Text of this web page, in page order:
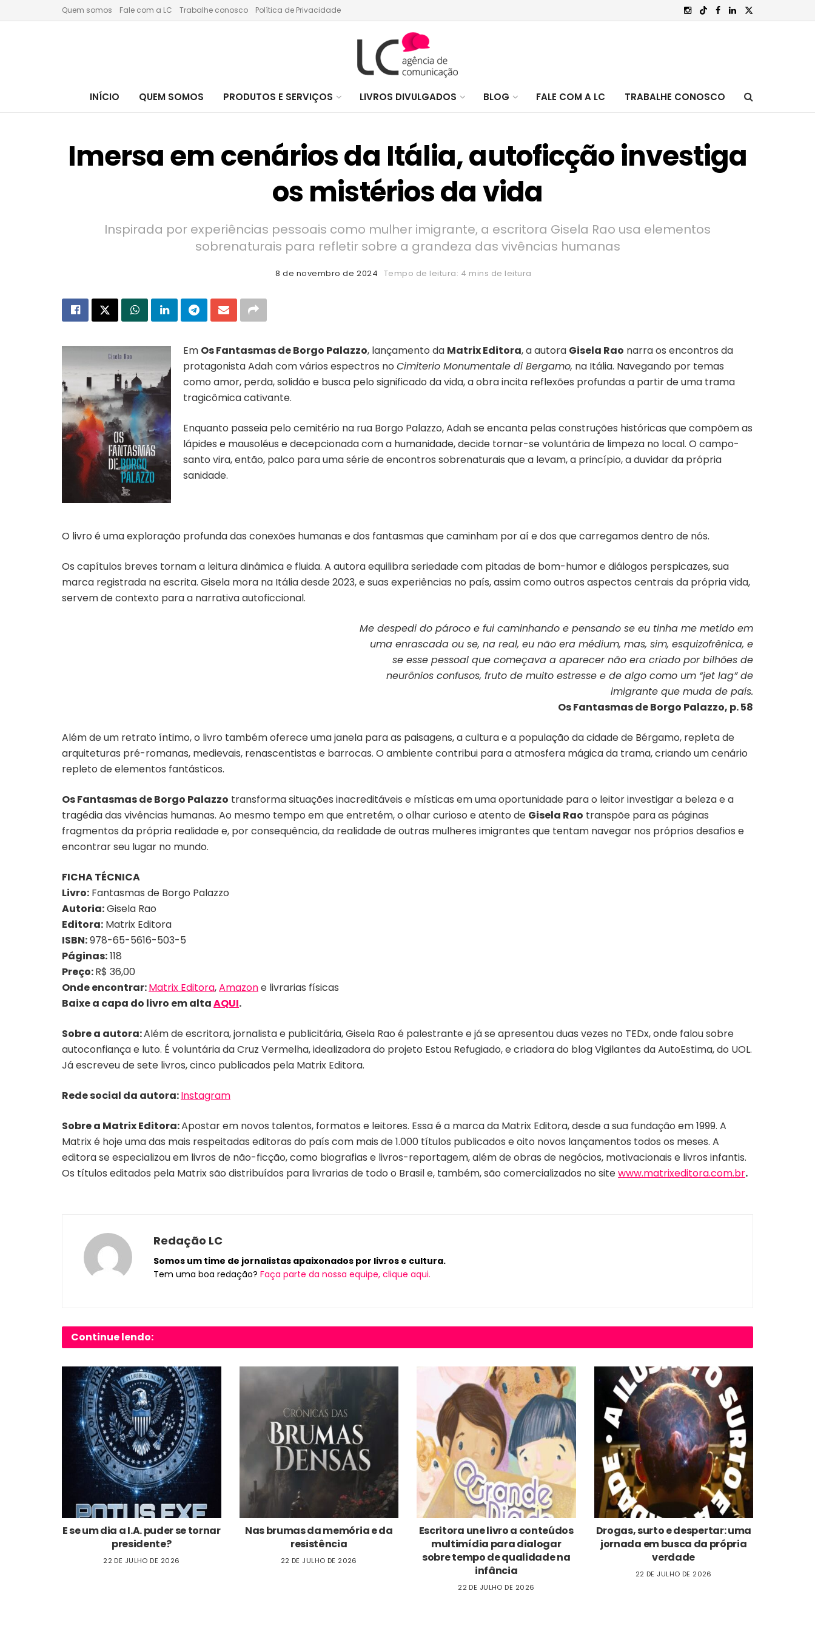
Quem somos Fale com a LC Trabalhe conosco Política de Privacidade
INÍCIO QUEM SOMOS PRODUTOS E SERVIÇOS LIVROS DIVULGADOS BLOG FALE COM A LC TRABALHE CONOSCO
Imersa em cenários da Itália, autoficção investiga
os mistérios da vida
Inspirada por experiências pessoais como mulher imigrante, a escritora Gisela Rao usa elementos
sobrenaturais para refletir sobre a grandeza das vivências humanas
8 de novembro de 2024 Tempo de leitura: 4 mins de leitura
Em Os Fantasmas de Borgo Palazzo, lançamento da Matrix Editora, a autora Gisela Rao narra os encontros da
protagonista Adah com vários espectros no Cimiterio Monumentale di Bergamo, na Itália. Navegando por temas
como amor, perda, solidão e busca pelo significado da vida, a obra incita reflexões profundas a partir de uma trama
tragicômica cativante.
Enquanto passeia pelo cemitério na rua Borgo Palazzo, Adah se encanta pelas construções históricas que compõem as
lápides e mausoléus e decepcionada com a humanidade, decide tornar-se voluntária de limpeza no local. O campo-
santo vira, então, palco para uma série de encontros sobrenaturais que a levam, a princípio, a duvidar da própria
sanidade.
O livro é uma exploração profunda das conexões humanas e dos fantasmas que caminham por aí e dos que carregamos dentro de nós.
Os capítulos breves tornam a leitura dinâmica e fluida. A autora equilibra seriedade com pitadas de bom-humor e diálogos perspicazes, sua
marca registrada na escrita. Gisela mora na Itália desde 2023, e suas experiências no país, assim como outros aspectos centrais da própria vida,
servem de contexto para a narrativa autoficcional.
Me despedi do pároco e fui caminhando e pensando se eu tinha me metido em
uma enrascada ou se, na real, eu não era médium, mas, sim, esquizofrênica, e
se esse pessoal que começava a aparecer não era criado por bilhões de
neurônios confusos, fruto de muito estresse e de algo como um “jet lag” de
imigrante que muda de país.
Os Fantasmas de Borgo Palazzo, p. 58
Além de um retrato íntimo, o livro também oferece uma janela para as paisagens, a cultura e a população da cidade de Bérgamo, repleta de
arquiteturas pré-romanas, medievais, renascentistas e barrocas. O ambiente contribui para a atmosfera mágica da trama, criando um cenário
repleto de elementos fantásticos.
Os Fantasmas de Borgo Palazzo transforma situações inacreditáveis e místicas em uma oportunidade para o leitor investigar a beleza e a
tragédia das vivências humanas. Ao mesmo tempo em que entretém, o olhar curioso e atento de Gisela Rao transpõe para as páginas
fragmentos da própria realidade e, por consequência, da realidade de outras mulheres imigrantes que tentam navegar nos próprios desafios e
encontrar seu lugar no mundo.
FICHA TÉCNICA
Livro: Fantasmas de Borgo Palazzo
Autoria:Gisela Rao
Editora: Matrix Editora
ISBN:978-65-5616-503-5
Páginas:118
Preço:R$ 36,00
Onde encontrar:Matrix Editora,Amazone livrarias físicas
Baixe a capa do livro em altaAQUI.
Sobrea autora:Além de escritora, jornalista e publicitária, Gisela Rao é palestrante e já se apresentou duas vezes no TEDx, onde falou sobre
autoconfiança e luto. É voluntária da Cruz Vermelha, idealizadora do projeto Estou Refugiado, e criadora do blog Vigilantes da AutoEstima, do UOL.
Já escreveu de sete livros, cinco publicados pela Matrix Editora.
Rede social da autora:Instagram
Sobre a Matrix Editora:Apostar em novos talentos, formatos e leitores. Essa é a marca da Matrix Editora, desde a sua fundação em 1999. A
Matrix é hoje uma das mais respeitadas editoras do país com mais de 1.000 títulos publicados e oito novos lançamentos todos os meses. A
editora se especializou em livros de não-ficção, como biografias e livros-reportagem, além de obras de negócios, motivacionais e livros infantis.
Os títulos editados pela Matrix são distribuídos para livrarias de todo o Brasil e, também, são comercializados no sitewww.matrixeditora.com.br.
Redação LC
Somos um time de jornalistas apaixonados por livros e cultura.
Tem uma boa redação? Faça parte da nossa equipe, clique aqui.
Continue lendo:
E se um dia a I.A. puder se tornar
presidente?
22 DE JULHO DE 2026
Nas brumas da memória e da
resistência
22 DE JULHO DE 2026
Escritora une livro a conteúdos
multimídia para dialogar
sobre tempo de qualidade na
infância
22 DE JULHO DE 2026
Drogas, surto e despertar: uma
jornada em busca da própria
verdade
22 DE JULHO DE 2026